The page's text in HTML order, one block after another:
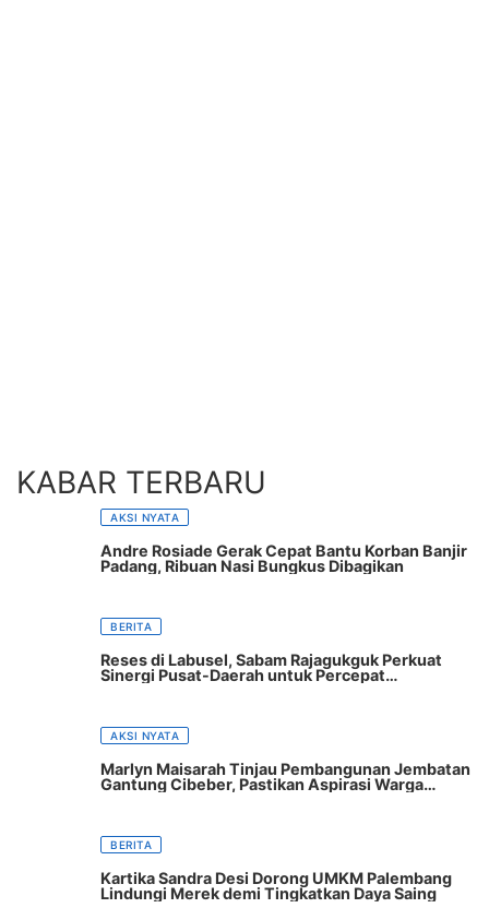
KABAR TERBARU
AKSI NYATA
Andre Rosiade Gerak Cepat Bantu Korban Banjir
Padang, Ribuan Nasi Bungkus Dibagikan
BERITA
Reses di Labusel, Sabam Rajagukguk Perkuat
Sinergi Pusat-Daerah untuk Percepat
AKSI NYATA
Marlyn Maisarah Tinjau Pembangunan Jembatan
Gantung Cibeber, Pastikan Aspirasi Warga
BERITA
Kartika Sandra Desi Dorong UMKM Palembang
Lindungi Merek demi Tingkatkan Daya Saing